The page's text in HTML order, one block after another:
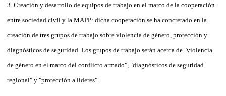
3. Creación y desarrollo de equipos de trabajo en el marco de la cooperación
entre sociedad civil y la MAPP: dicha cooperación se ha concretado en la
creación de tres grupos de trabajo sobre violencia de género, protección y
diagnósticos de seguridad. Los grupos de trabajo serán acerca de "violencia
de género en el marco del conflicto armado", "diagnósticos de seguridad
regional" y "protección a líderes".